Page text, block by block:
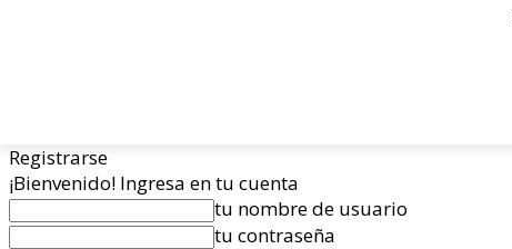
Registrarse
¡Bienvenido! Ingresa en tu cuenta
tu nombre de usuario
tu contraseña